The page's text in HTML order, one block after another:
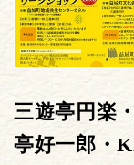
三遊亭円楽
亭好一郎・